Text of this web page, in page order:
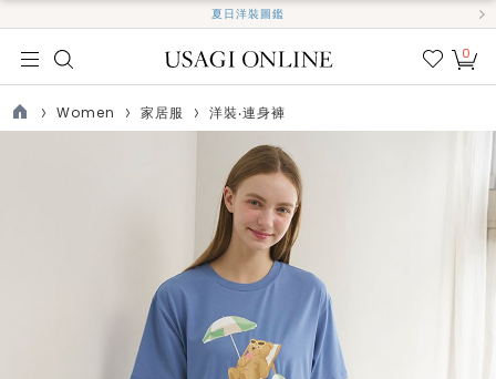
夏日洋裝圖鑑
我的
0
TOP
Women 家居服 洋裝‧連身褲